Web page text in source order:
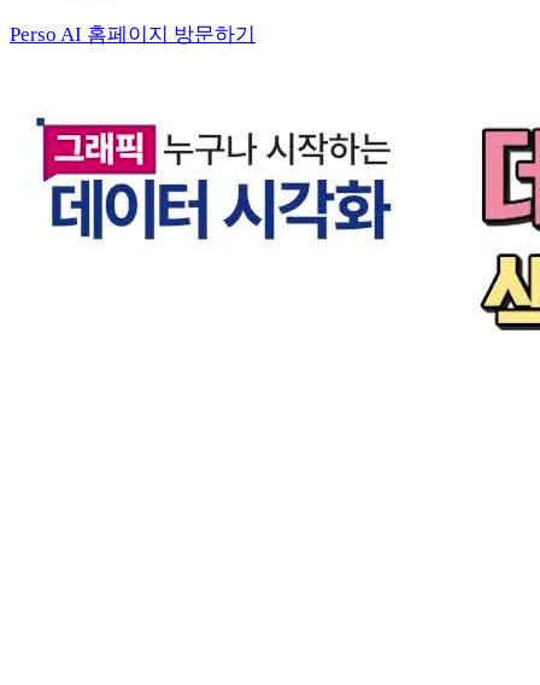
Perso AI 홈페이지 방문하기